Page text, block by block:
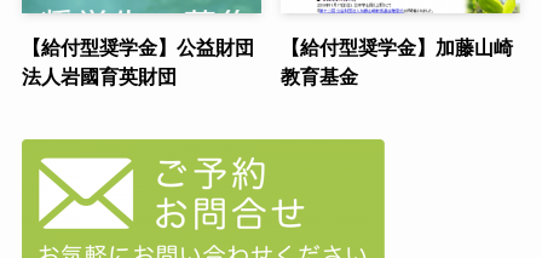
【給付型奨学金】公益財団
法人岩國育英財団
【給付型奨学金】加藤山崎
教育基金